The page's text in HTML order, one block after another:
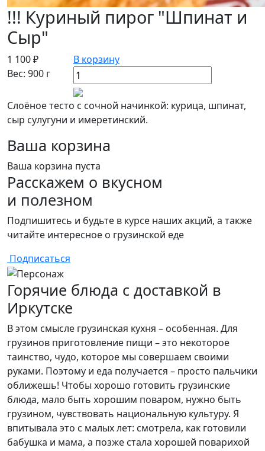
!!! Куриный пирог "Шпинат и
Сыр"
1 100 ₽
Вес: 900 г
В корзину
Слоёное тесто с сочной начинкой: курица, шпинат,
сыр сулугуни и имеретинский.
Ваша корзина
Ваша корзина пуста
Расскажем о вкусном
и полезном
Подпишитесь и будьте в курсе наших акций, а также
читайте интересное о грузинской еде
Подписаться
Горячие блюда с доставкой в
Иркутске
В этом смысле грузинская кухня – особенная. Для
грузинов приготовление пищи – это некоторое
таинство, чудо, которое мы совершаем своими
руками. Поэтому и еда получается – просто пальчики
оближешь! Чтобы хорошо готовить грузинские
блюда, мало быть хорошим поваром, нужно быть
грузином, чувствовать национальную культуру. Я
впитывала это с малых лет: смотрела, как готовили
бабушка и мама, а позже стала хорошей поварихой